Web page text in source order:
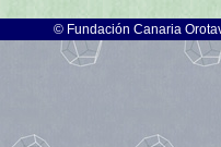
© Fundación Canaria